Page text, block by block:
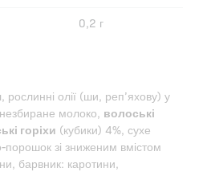
0,2 г
рослинні олії (ши, реп’яхову) у
молоко, волоські
горіхи (кубики) 4%, сухе
зі зниженим вмістом
барвник: каротини,